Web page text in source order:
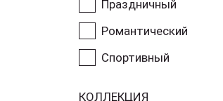
Праздничный
Романтический
Спортивный
КОЛЛЕКЦИЯ